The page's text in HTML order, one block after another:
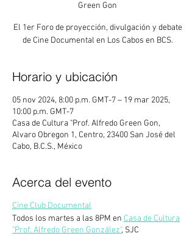
Green Gon
El 1er Foro de proyección, divulgación y debate
de Cine Documental en Los Cabos en BCS.
Horario y ubicación
05 nov 2024, 8:00 p.m. GMT-7 – 19 mar 2025,
10:00 p.m. GMT-7
Casa de Cultura "Prof. Alfredo Green Gon,
Alvaro Obregon 1, Centro, 23400 San José del
Cabo, B.C.S., México
Acerca del evento
Cine Club Documental
Todos los martes a las 8PM en Casa de Cultura
"Prof. Alfredo Green González", SJC